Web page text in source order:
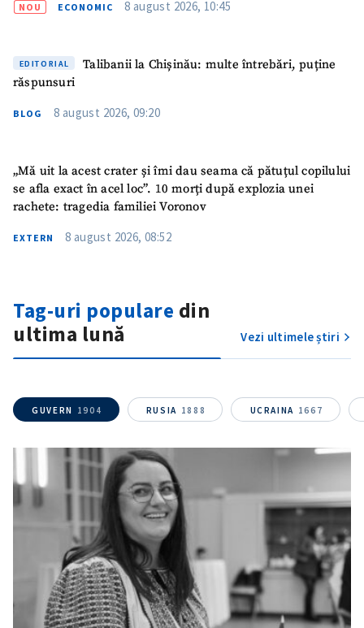
NOU ECONOMIC 8 august 2026, 10:45
EDITORIAL
Talibanii la Chișinău: multe întrebări, puține
răspunsuri
BLOG 8 august 2026, 09:20
„Mă uit la acest crater și îmi dau seama că pătuțul copilului
se afla exact în acel loc”. 10 morți după explozia unei
rachete: tragedia familiei Voronov
EXTERN 8 august 2026, 08:52
Tag-uri populare din
ultima lună
Vezi ultimele știri
GUVERN 1904 RUSIA 1888 UCRAINA 1667